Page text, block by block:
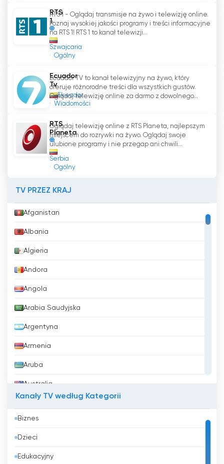
społeczną i dobro społeczności oraz oferuje
programy edukacyjne, informacyjne i
rozrywkowe.
oferuje wysokiej jakości treści dla wszystkich
gustów i grup wiekowych. Jest zaangażowany
w odpowiedzialność społeczną i dobro
społeczności oraz oferuje programy
edukacyjne, informacyjne i rozrywkowe.
Dzięki RTS widzowie mają możliwość oglądania
programów telewizyjnych na żywo, a także
bezpłatnej telewizji online. Ta platforma
się wysokiej jakości treściami i rozrywką.
RTS oglądaj na żywo w internecie za
RTS
1
Szwajcaria
Ogólny
RTS 1 - Oglądaj transmisje na żywo i telewizję online.
Poznaj wysokiej jakości programy i treści informacyjne
na RTS 1! RTS 1 to kanał telewizji...
Ecuador
Tv
Ekwador
Wiadomości
Ecuador TV to kanał telewizyjny na żywo, który
oferuje różnorodne treści dla wszystkich gustów.
Oglądaj telewizję online za darmo z dowolnego...
RTS
Planeta
Serbia
Ogólny
Oglądaj telewizję online z RTS Planeta, najlepszym
miejscem do rozrywki na żywo. Oglądaj swoje
ulubione programy i nie przegap ani chwili...
TV PRZEZ KRAJ
Afganistan
Albania
Algieria
Andora
Angola
Arabia Saudyjska
Argentyna
Armenia
Aruba
Australia
Azerbejdżan
Bahrajn
Bangladesz
Kanały TV według Kategorii
Biznes
Dzieci
Edukacyjny